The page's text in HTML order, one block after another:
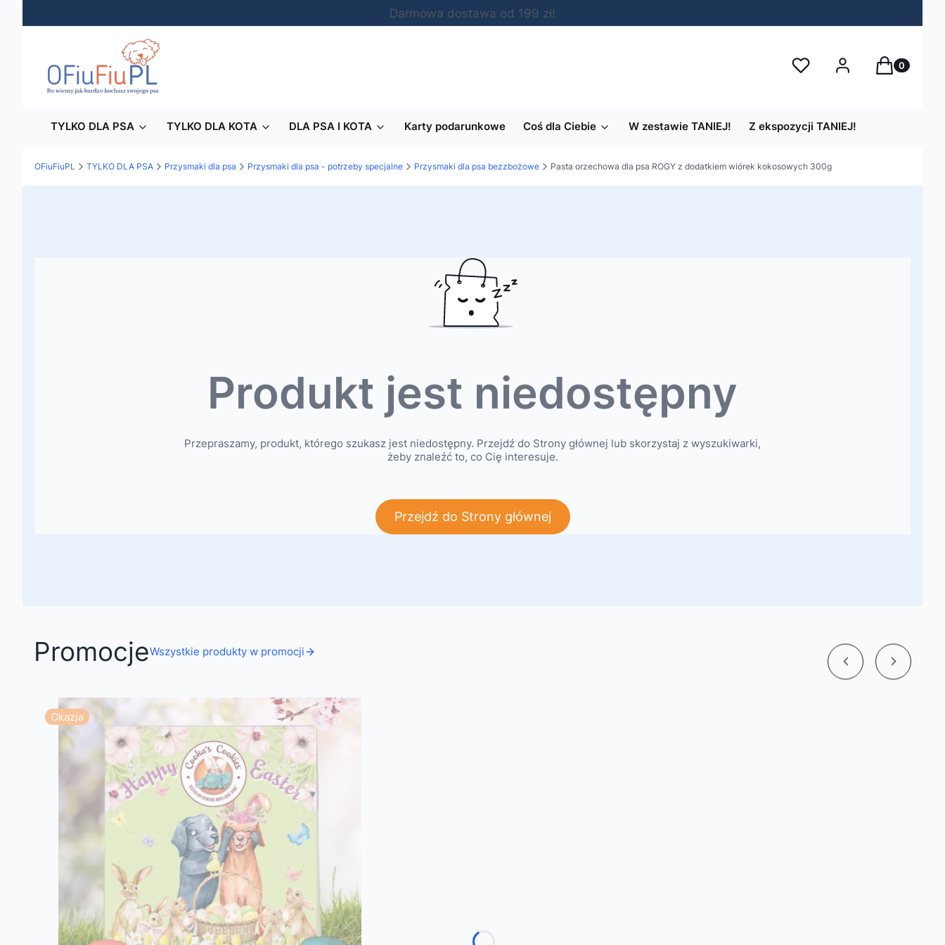
Darmowa dostawa od 199 zł!
Ulubione Zaloguj sięProdukty w
Koszyk
TYLKO DLA PSA TYLKO DLA KOTA DLA PSA I KOTA Karty podarunkowe Coś dla Ciebie W zestawie TANIEJ! Z ekspozycji TANIEJ!
OFiuFiuPL TYLKO DLA PSA Przysmaki dla psa Przysmaki dla psa - potrzeby specjalne Przysmaki dla psa bezzbożowe Pasta orzechowa dla psa ROGY z dodatkiem wiórek kokosowych 300g
Produkt jest niedostępny
Przepraszamy, produkt, którego szukasz jest niedostępny. Przejdź do Strony głównej lub skorzystaj z wyszukiwarki,
żeby znaleźć to, co Cię interesuje.
Przejdź do Strony głównej
PromocjeWszystkie produkty w promocji
Okazja